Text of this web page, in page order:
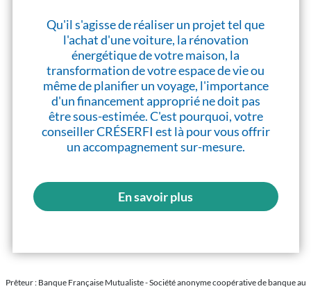
Qu'il s'agisse de réaliser un projet tel que
l'achat d'une voiture, la rénovation
énergétique de votre maison, la
transformation de votre espace de vie ou
même de planifier un voyage, l'importance
d'un financement approprié ne doit pas
être sous-estimée. C'est pourquoi, votre
conseiller CRÉSERFI est là pour vous offrir
un accompagnement sur-mesure.
En savoir plus
Prêteur : Banque Française Mutualiste - Société anonyme coopérative de banque au